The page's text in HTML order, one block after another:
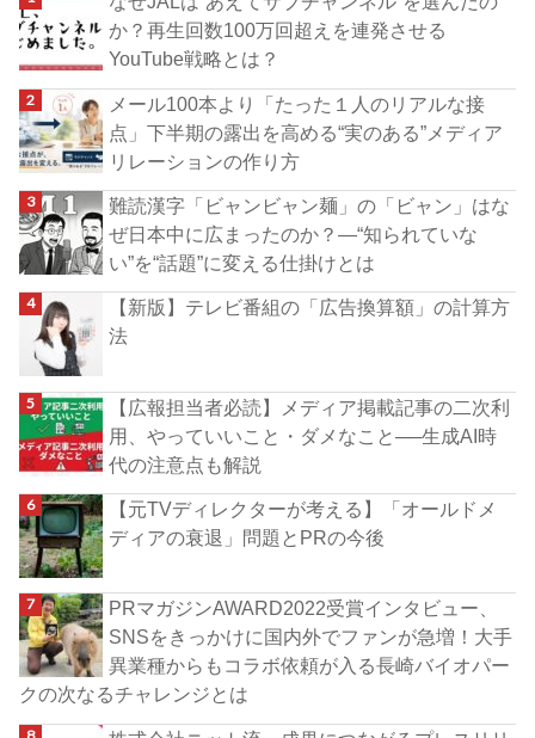
か？再生回数100万回超えを連発させる
YouTube戦略とは？
メール100本より「たった１人のリアルな接
点」下半期の露出を高める“実のある”メディア
リレーションの作り方
難読漢字「ビャンビャン麺」の「ビャン」はな
ぜ日本中に広まったのか？―“知られていな
い”を“話題”に変える仕掛けとは
【新版】テレビ番組の「広告換算額」の計算方
法
【広報担当者必読】メディア掲載記事の二次利
用、やっていいこと・ダメなこと──生成AI時
代の注意点も解説
【元TVディレクターが考える】「オールドメ
ディアの衰退」問題とPRの今後
PRマガジンAWARD2022受賞インタビュー、
SNSをきっかけに国内外でファンが急増！大手
異業種からもコラボ依頼が入る長崎バイオパー
クの次なるチャレンジとは